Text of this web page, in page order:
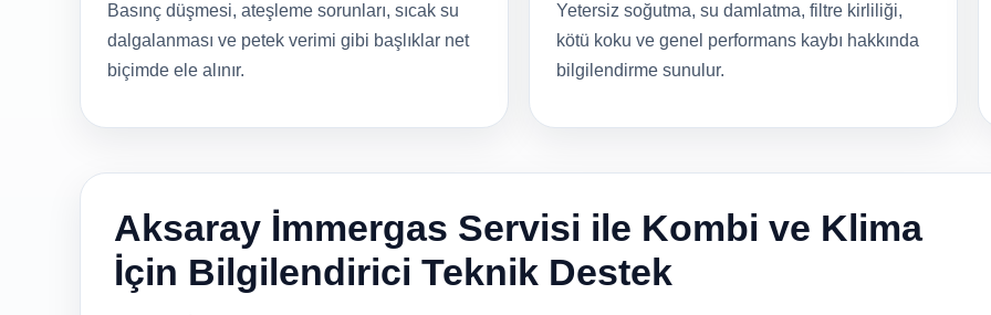
Basınç düşmesi, ateşleme sorunları, sıcak su
dalgalanması ve petek verimi gibi başlıklar net
biçimde ele alınır.
Yetersiz soğutma, su damlatma, filtre kirliliği,
kötü koku ve genel performans kaybı hakkında
bilgilendirme sunulur.
Aksaray İmmergas Servisi ile Kombi ve Klima
İçin Bilgilendirici Teknik Destek